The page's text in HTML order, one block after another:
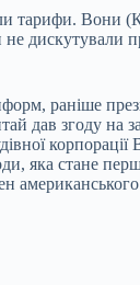
тарифи. Вони
не дискутували
раніше
дав згоду на
яка стане